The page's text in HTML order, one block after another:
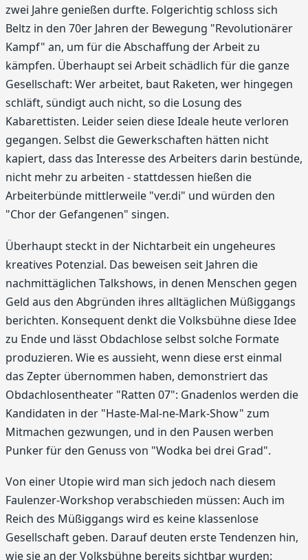
zwei Jahre genießen durfte. Folgerichtig schloss sich
Beltz in den 70er Jahren der Bewegung "Revolutionärer
Kampf" an, um für die Abschaffung der Arbeit zu
kämpfen. Überhaupt sei Arbeit schädlich für die ganze
Gesellschaft: Wer arbeitet, baut Raketen, wer hingegen
schläft, sündigt auch nicht, so die Losung des
Kabarettisten. Leider seien diese Ideale heute verloren
gegangen. Selbst die Gewerkschaften hätten nicht
kapiert, dass das Interesse des Arbeiters darin bestünde,
nicht mehr zu arbeiten - stattdessen hießen die
Arbeiterbünde mittlerweile "ver.di" und würden den
"Chor der Gefangenen" singen.
Überhaupt steckt in der Nichtarbeit ein ungeheures
kreatives Potenzial. Das beweisen seit Jahren die
nachmittäglichen Talkshows, in denen Menschen gegen
Geld aus den Abgründen ihres alltäglichen Müßiggangs
berichten. Konsequent denkt die Volksbühne diese Idee
zu Ende und lässt Obdachlose selbst solche Formate
produzieren. Wie es aussieht, wenn diese erst einmal
das Zepter übernommen haben, demonstriert das
Obdachlosentheater "Ratten 07": Gnadenlos werden die
Kandidaten in der "Haste-Mal-ne-Mark-Show" zum
Mitmachen gezwungen, und in den Pausen werben
Punker für den Genuss von "Wodka bei drei Grad".
Von einer Utopie wird man sich jedoch nach diesem
Faulenzer-Workshop verabschieden müssen: Auch im
Reich des Müßiggangs wird es keine klassenlose
Gesellschaft geben. Darauf deuten erste Tendenzen hin,
wie sie an der Volksbühne bereits sichtbar wurden: